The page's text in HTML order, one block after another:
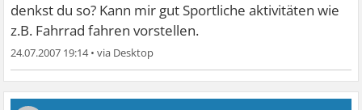
denkst du so? Kann mir gut Sportliche aktivitäten wie
z.B. Fahrrad fahren vorstellen.
24.07.2007 19:14•